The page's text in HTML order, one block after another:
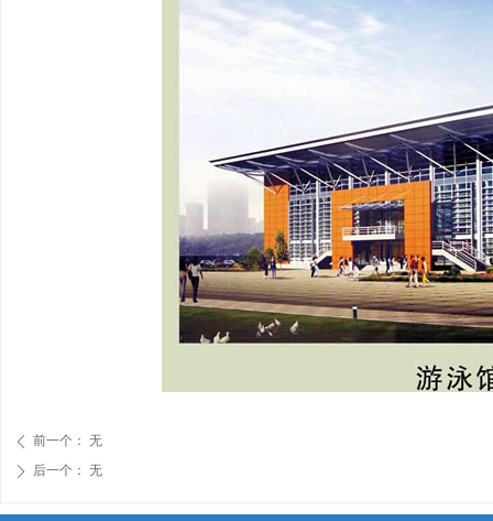
ꄴ 前一个： 无
ꄲ 后一个： 无